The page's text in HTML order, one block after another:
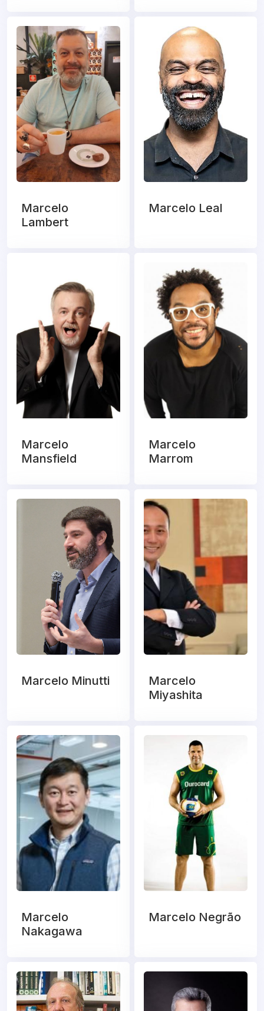
Marcelo
Lambert
Marcelo Leal
Marcelo
Mansfield
Marcelo
Marrom
Marcelo Minutti
Marcelo
Miyashita
Marcelo
Nakagawa
Marcelo Negrão